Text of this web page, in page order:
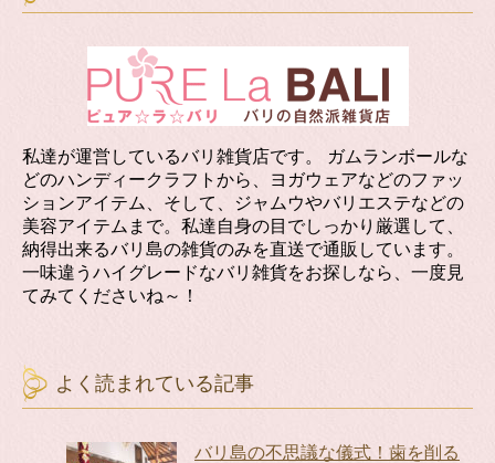
私達が運営しているバリ雑貨店です。 ガムランボールな
どのハンディークラフトから、ヨガウェアなどのファッ
ションアイテム、そして、ジャムウやバリエステなどの
美容アイテムまで。私達自身の目でしっかり厳選して、
納得出来るバリ島の雑貨のみを直送で通販しています。
一味違うハイグレードなバリ雑貨をお探しなら、一度見
てみてくださいね～！
よく読まれている記事
バリ島の不思議な儀式！歯を削る